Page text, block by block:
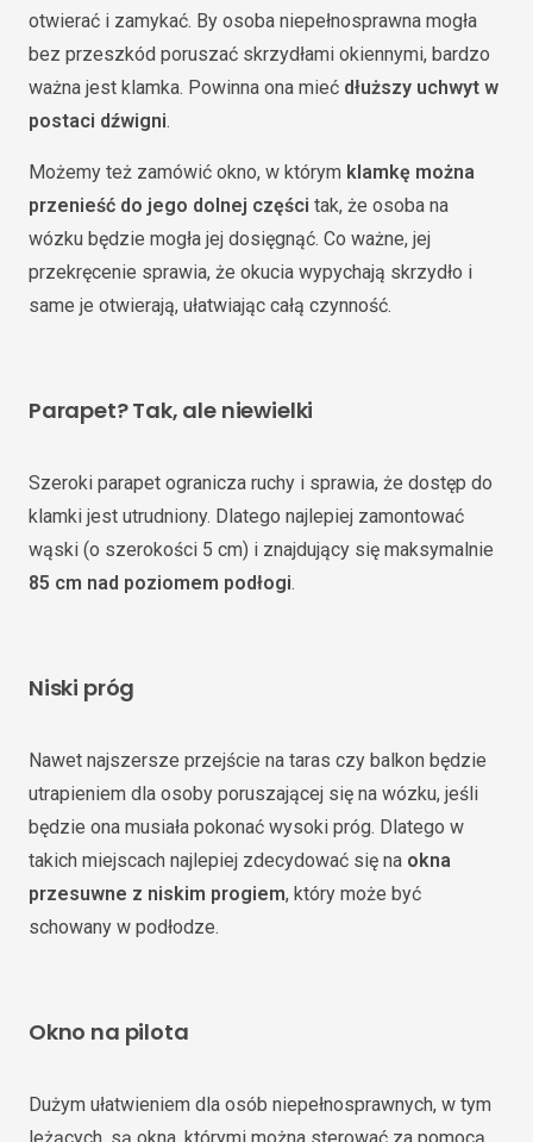
otwierać i zamykać. By osoba niepełnosprawna mogła
bez przeszkód poruszać skrzydłami okiennymi, bardzo
ważna jest klamka. Powinna ona mieć dłuższy uchwyt w
postaci dźwigni.
Możemy też zamówić okno, w którym klamkę można
przenieść do jego dolnej części tak, że osoba na
wózku będzie mogła jej dosięgnąć. Co ważne, jej
przekręcenie sprawia, że okucia wypychają skrzydło i
same je otwierają, ułatwiając całą czynność.
Parapet? Tak, ale niewielki
Szeroki parapet ogranicza ruchy i sprawia, że dostęp do
klamki jest utrudniony. Dlatego najlepiej zamontować
wąski (o szerokości 5 cm) i znajdujący się maksymalnie
85 cm nad poziomem podłogi.
Niski próg
Nawet najszersze przejście na taras czy balkon będzie
utrapieniem dla osoby poruszającej się na wózku, jeśli
będzie ona musiała pokonać wysoki próg. Dlatego w
takich miejscach najlepiej zdecydować się na okna
przesuwne z niskim progiem, który może być
schowany w podłodze.
Okno na pilota
Dużym ułatwieniem dla osób niepełnosprawnych, w tym